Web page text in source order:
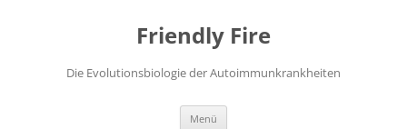
Friendly Fire
Die Evolutionsbiologie der Autoimmunkrankheiten
Menü